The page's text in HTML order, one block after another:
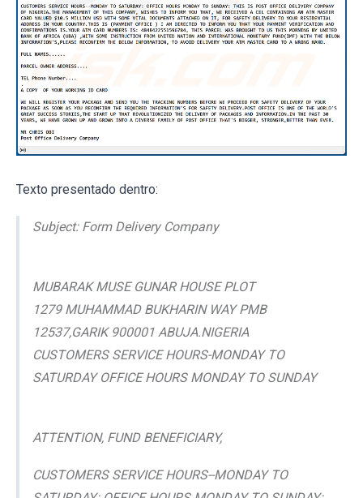
Texto presentado dentro:
Subject: Form Delivery Company
MUBARAK MUSE GUNAR HOUSE PLOT
1279 MUHAMMAD BUKHARIN WAY PMB
12537,GARIK 900001 ABUJA.NIGERIA
CUSTOMERS SERVICE HOURS-MONDAY TO
SATURDAY OFFICE HOURS MONDAY TO SUNDAY
ATTENTION, FUND BENEFICIARY,
CUSTOMERS SERVICE HOURS--MONDAY TO